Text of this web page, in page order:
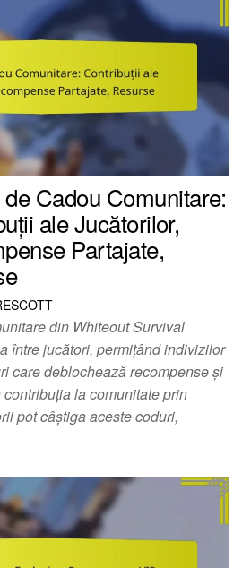
Cadou Comunitare:
ale Jucătorilor,
Partajate,
din Whiteout Survival
între jucători, permițând indivizilor
care deblochează recompense și
la comunitate prin
pot câștiga aceste coduri,